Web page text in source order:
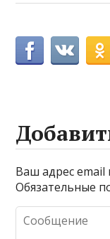
Ваш адрес email
Обязательные